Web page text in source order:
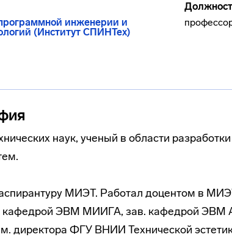
инженерии и
(Институт СПИНТех)
наук, ученый в области
МИЭТ. Работал доцентом в
кафедрой ЭВМ МИИГА, зав. кафедрой ЭВМ
директора ФГУ ВНИИ Технической